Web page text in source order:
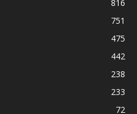
816
751
475
442
238
233
72